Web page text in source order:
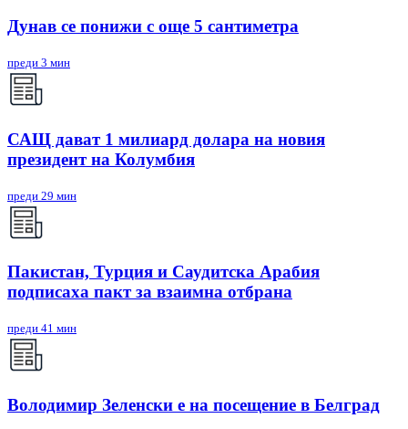
Дунав се понижи с още 5 сантиметра
преди 3 мин
САЩ дават 1 милиард долара на новия
президент на Колумбия
преди 29 мин
Пакистан, Турция и Саудитска Арабия
подписаха пакт за взаимна отбрана
преди 41 мин
Володимир Зеленски е на посещение в Белград